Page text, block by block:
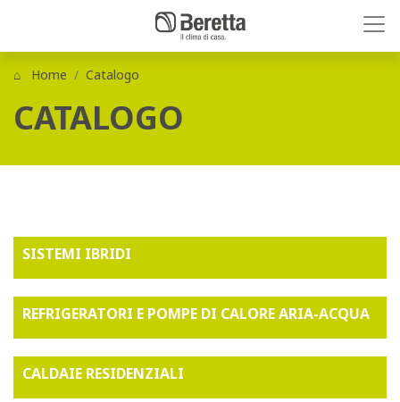
Home Catalogo
CATALOGO
SISTEMI IBRIDI
REFRIGERATORI E POMPE DI CALORE ARIA-ACQUA
CALDAIE RESIDENZIALI